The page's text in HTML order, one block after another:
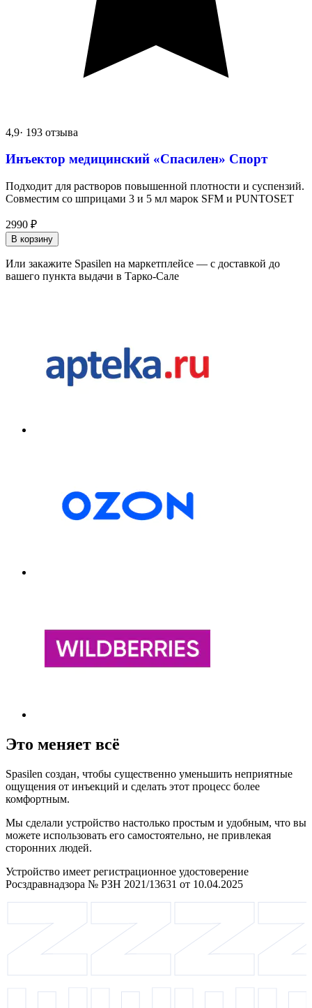
4,9· 193 отзыва
Инъектор медицинский «Спасилен» Спорт
Подходит для растворов повышенной плотности и суспензий.
Совместим со шприцами 3 и 5 мл марок SFM и PUNTOSET
2990 ₽
В корзину
Или закажите Spasilen на маркетплейсе — с доставкой до
вашего пункта выдачи в Тарко-Сале
Это меняет всё
Spasilen создан, чтобы существенно уменьшить неприятные
ощущения от инъекций и сделать этот процесс более
комфортным.
Мы сделали устройство настолько простым и удобным, что вы
можете использовать его самостоятельно, не привлекая
сторонних людей.
Устройство имеет регистрационное удостоверение
Росздравнадзора № РЗН 2021/13631 от 10.04.2025